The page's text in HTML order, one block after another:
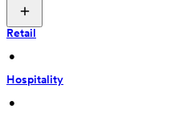
Retail
•
Hospitality
•